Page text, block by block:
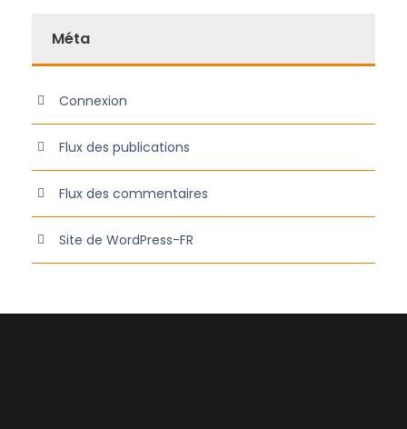
Méta
Connexion
Flux des publications
Flux des commentaires
Site de WordPress-FR